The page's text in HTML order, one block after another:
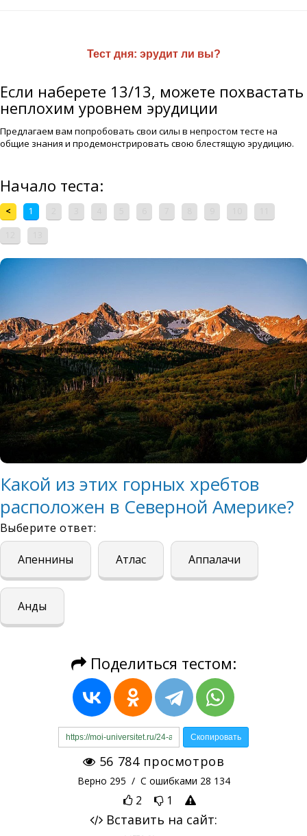
Тест дня: эрудит ли вы?